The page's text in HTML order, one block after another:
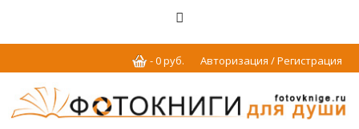
Авторизация / Регистрация
-0руб.